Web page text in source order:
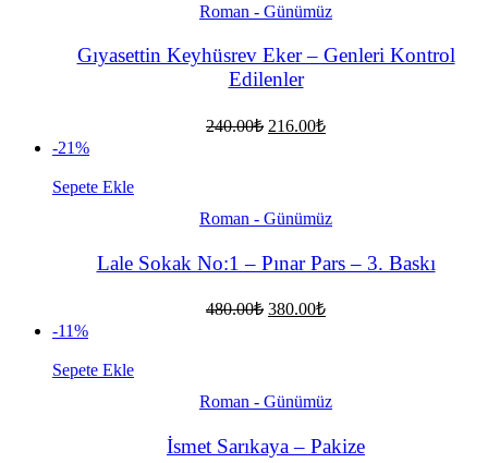
Roman - Günümüz
Gıyasettin Keyhüsrev Eker – Genleri Kontrol
Edilenler
240.00₺ Orijinal
216.00₺Şu
-21%
Sepete Ekle
Roman - Günümüz
Lale Sokak No:1 – Pınar Pars – 3. Baskı
480.00₺ Orijinal
380.00₺Şu
-11%
Sepete Ekle
Roman - Günümüz
İsmet Sarıkaya – Pakize